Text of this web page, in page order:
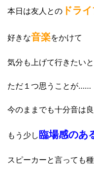
本日は友人との ドラ
好きな音楽をかけて
気分も上げて行きたい
ただ１つ思うことが……
今のままでも十分音は良
もう少し臨場感のあ
スピーカーと言っても